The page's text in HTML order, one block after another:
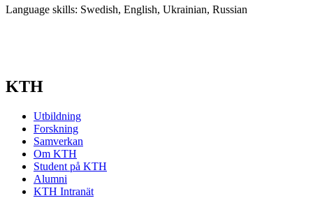
Language skills: Swedish, English, Ukrainian, Russian
KTH
Utbildning
Forskning
Samverkan
Om KTH
Student på KTH
Alumni
KTH Intranät